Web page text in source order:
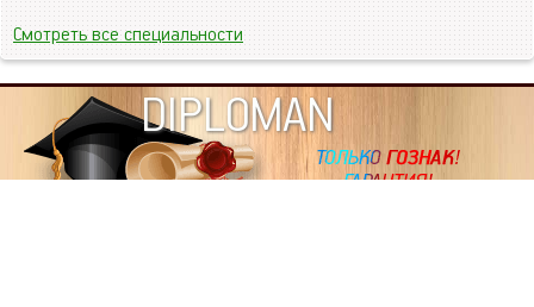
Смотреть все специальности
DIPLOMAN